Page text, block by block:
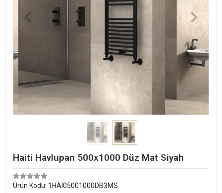
Haiti Havlupan 500x1000 Düz Mat Siyah
Ürün Kodu: 1HAI05001000DB3MS